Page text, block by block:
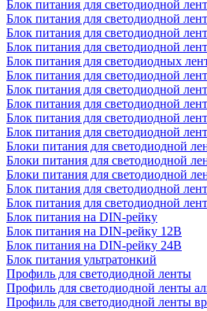
Блок питания для светодиодной
Блок питания для светодиодной
Блок питания для светодиодной
Блок питания для светодиодной
Блок питания для светодиодных
Блок питания для светодиодной
Блок питания для светодиодной
Блок питания для светодиодной
Блок питания для светодиодной
Блок питания для светодиодной
Блоки питания для светодиодной
Блоки питания для светодиодной
Блоки питания для светодиодной
Блок питания для светодиодной
Блок питания для светодиодной
Блок питания на DIN-рейку
Блок питания на DIN-рейку 12В
Блок питания на DIN-рейку 24В
Блок питания ультратонкий
Профиль для светодиодной ленты
Профиль для светодиодной ленты
Профиль для светодиодной ленты